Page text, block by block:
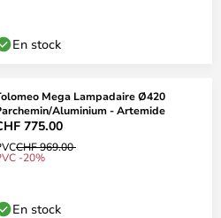
En stock
Mega Lampadaire Ø420
Aluminium - Artemide
775.00
CHF 969.00
-20%
En stock